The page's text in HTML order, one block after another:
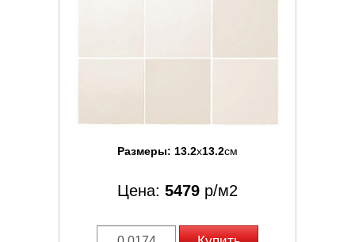
Размеры: 13.2x13.2см
Цена: 5479 р/м2